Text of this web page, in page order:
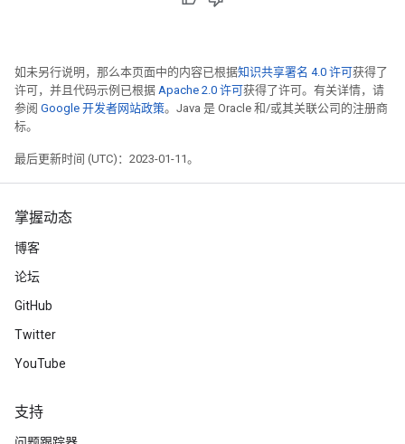
如未另行说明，那么本页面中的内容已根据知识共享署名 4.0 许可获得了
许可，并且代码示例已根据 Apache 2.0 许可获得了许可。有关详情，请
参阅 Google 开发者网站政策。Java 是 Oracle 和/或其关联公司的注册商
标。
最后更新时间 (UTC)：2023-01-11。
掌握动态
博客
论坛
GitHub
Twitter
YouTube
支持